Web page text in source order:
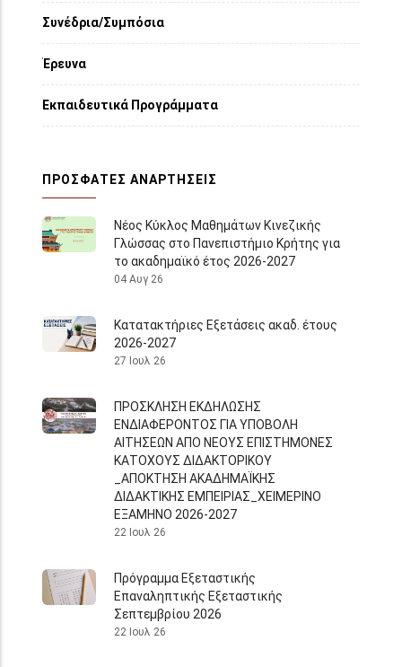
Συνέδρια/Συμπόσια
Έρευνα
Εκπαιδευτικά Προγράμματα
ΠΡΌΣΦΑΤΕΣ ΑΝΑΡΤΉΣΕΙΣ
Νέος Κύκλος Μαθημάτων Κινεζικής
Γλώσσας στο Πανεπιστήμιο Κρήτης για
το ακαδημαϊκό έτος 2026-2027
04 Αυγ 26
Κατατακτήριες Εξετάσεις ακαδ. έτους
2026-2027
27 Ιουλ 26
ΠΡΟΣΚΛΗΣΗ ΕΚΔΗΛΩΣΗΣ
ΕΝΔΙΑΦΕΡΟΝΤΟΣ ΓΙΑ ΥΠΟΒΟΛΗ
ΑΙΤΗΣΕΩΝ ΑΠΟ ΝΕΟΥΣ ΕΠΙΣΤΗΜΟΝΕΣ
ΚΑΤΟΧΟΥΣ ΔΙΔΑΚΤΟΡΙΚΟΥ
_ΑΠΟΚΤΗΣΗ ΑΚΑΔΗΜΑΪΚΗΣ
ΔΙΔΑΚΤΙΚΗΣ ΕΜΠΕΙΡΙΑΣ_ΧΕΙΜΕΡΙΝΟ
ΕΞΑΜΗΝΟ 2026-2027
22 Ιουλ 26
Πρόγραμμα Εξεταστικής
Επαναληπτικής Εξεταστικής
Σεπτεμβρίου 2026
22 Ιουλ 26